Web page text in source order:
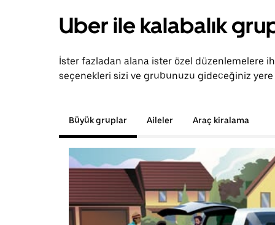
Uber ile kalabalık
İster fazladan alana ister özel düzenlemelere
seçenekleri sizi ve grubunuzu gideceğiniz yere
Büyük gruplar Aileler Araç kiralama